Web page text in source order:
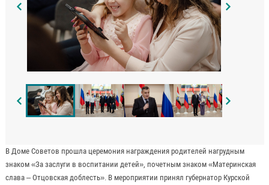
В Доме Советов прошла церемония награждения родителей нагрудным
знаком «За заслуги в воспитании детей», почетным знаком «Материнская
слава – Отцовская доблесть». В мероприятии принял губернатор Курской